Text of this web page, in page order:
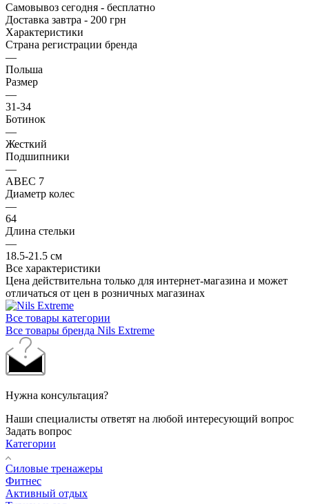
Самовывоз сегодня - бесплатно
Доставка завтра - 200 грн
Характеристики
Страна регистрации бренда
—
Польша
Размер
—
31-34
Ботинок
—
Жесткий
Подшипники
—
ABEC 7
Диаметр колес
—
64
Длина стельки
—
18.5-21.5 см
Все характеристики
Цена действительна только для интернет-магазина и может
отличаться от цен в розничных магазинах
Все товары категории
Все товары бренда Nils Extreme
Нужна консультация?
Наши специалисты ответят на любой интересующий вопрос
Задать вопрос
Категории
Силовые тренажеры
Фитнес
Активный отдых